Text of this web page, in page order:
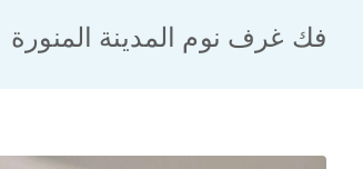
فك غرف نوم المدينة المنورة